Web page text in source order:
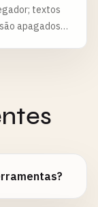
textos
apagados